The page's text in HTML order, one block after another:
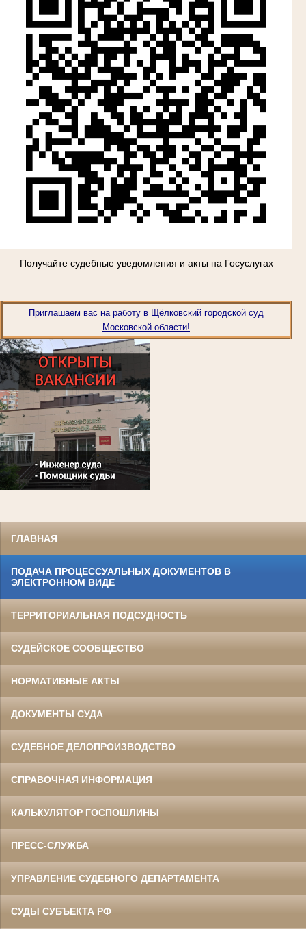
Получайте судебные уведомления и акты на Госуслугах
Приглашаем вас на работу в Щёлковский городской суд
Московской области!
ГЛАВНАЯ
ПОДАЧА ПРОЦЕССУАЛЬНЫХ ДОКУМЕНТОВ В
ЭЛЕКТРОННОМ ВИДЕ
ТЕРРИТОРИАЛЬНАЯ ПОДСУДНОСТЬ
СУДЕЙСКОЕ СООБЩЕСТВО
НОРМАТИВНЫЕ АКТЫ
ДОКУМЕНТЫ СУДА
СУДЕБНОЕ ДЕЛОПРОИЗВОДСТВО
СПРАВОЧНАЯ ИНФОРМАЦИЯ
КАЛЬКУЛЯТОР ГОСПОШЛИНЫ
ПРЕСС-СЛУЖБА
УПРАВЛЕНИЕ СУДЕБНОГО ДЕПАРТАМЕНТА
СУДЫ СУБЪЕКТА РФ